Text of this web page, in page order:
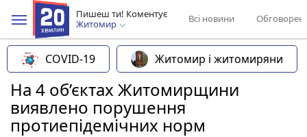
Пишеш ти! Коментує
Житомир
Всі новини
COVID-19 Житомир і житомиряни
На 4 об’єктах Житомирщини
виявлено порушення
протиепідемічних норм